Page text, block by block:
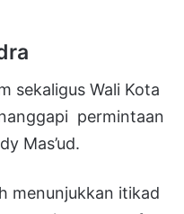
sekaligus Wali Kota
permintaan
Mas’ud.
menunjukkan itikad